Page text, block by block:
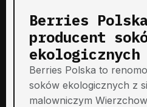
Berries
producent
ekologicznych
Berries Polska to
soków ekologicznych z
malowniczym